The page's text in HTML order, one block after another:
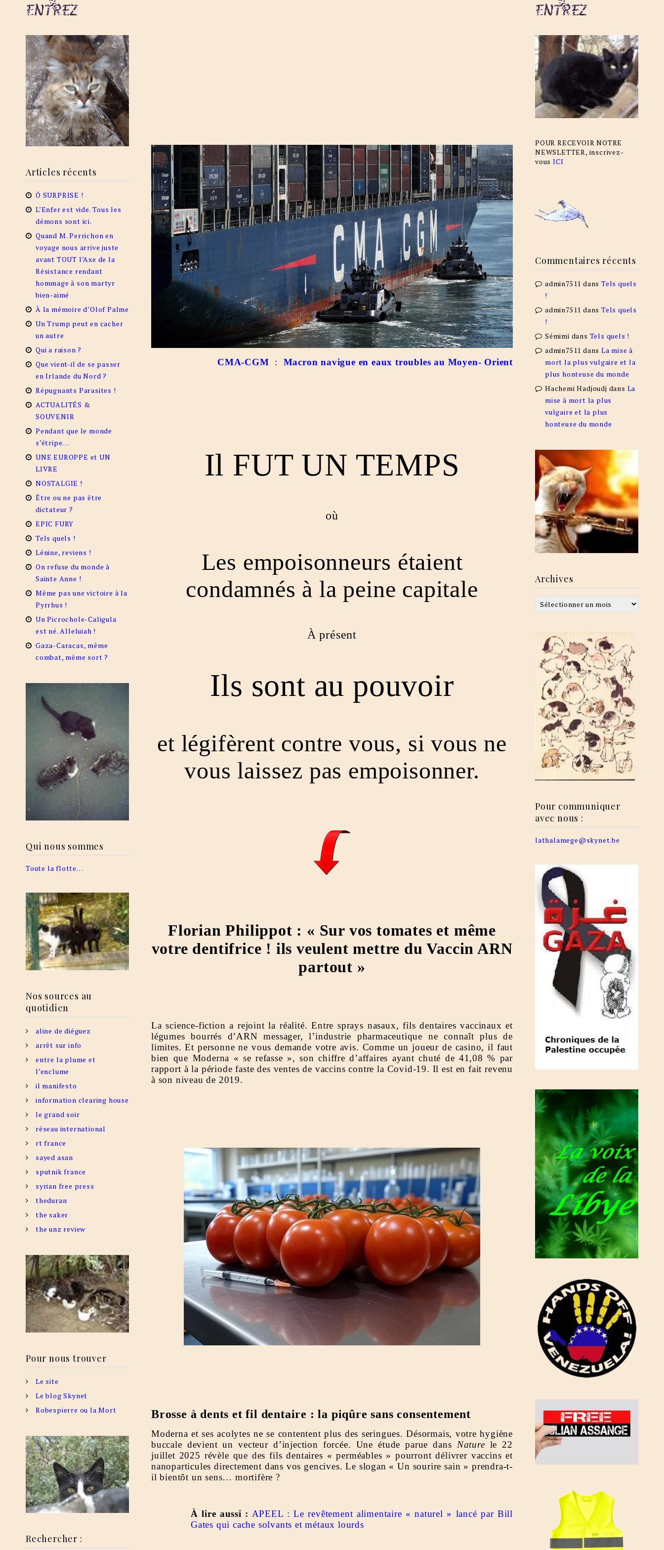
CMA-CGM : Macron navigue en eaux troubles au Moyen- Orient
Il FUT UN TEMPS
où
Les empoisonneurs étaient
condamnés à la peine capitale
À présent
Ils sont au pouvoir
et légifèrent contre vous, si vous ne
vous laissez pas empoisonner.
Florian Philippot : « Sur vos tomates et même
votre dentifrice ! ils veulent mettre du Vaccin ARN
partout »
La science-fiction a rejoint la réalité. Entre sprays nasaux, fils dentaires vaccinaux et
légumes bourrés d’ARN messager, l’industrie pharmaceutique ne connaît plus de
limites. Et personne ne vous demande votre avis. Comme un joueur de casino, il faut
bien que Moderna « se refasse », son chiffre d’affaires ayant chuté de 41,08 % par
rapport à la période faste des ventes de vaccins contre la Covid-19. Il est en fait revenu
à son niveau de 2019.
Brosse à dents et fil dentaire : la piqûre sans consentement
Moderna et ses acolytes ne se contentent plus des seringues. Désormais, votre hygiène
buccale devient un vecteur d’injection forcée. Une étude parue dans Nature le 22
juillet 2025 révèle que des fils dentaires « perméables » pourront délivrer vaccins et
nanoparticules directement dans vos gencives. Le slogan « Un sourire sain » prendra-t-
il bientôt un sens… mortifère ?
À lire aussi : APEEL : Le revêtement alimentaire « naturel » lancé par Bill
Gates qui cache solvants et métaux lourds
Articles récents
Ô SURPRISE !
L’Enfer est vide. Tous les
démons sont ici.
Quand M. Perrichon en
voyage nous arrive juste
avant TOUT l’Axe de la
Résistance rendant
hommage à son martyr
bien-aimé
À la mémoire d’Olof Palme
Un Trump peut en cacher
un autre
Qui a raison ?
Que vient-il de se passer
en Irlande du Nord ?
Répugnants Parasites !
ACTUALITÉS &
SOUVENIR
Pendant que le monde
s’étripe…
UNE EUROPPE et UN
LIVRE
NOSTALGIE !
Être ou ne pas être
dictateur ?
EPIC FURY
Tels quels !
Lénine, reviens !
On refuse du monde à
Sainte Anne !
Même pas une victoire à la
Pyrrhus !
Un Picrochole-Caligula
est né. Alleluiah !
Gaza-Caracas, même
combat, même sort ?
Qui nous sommes
Toute la flotte…
Nos sources au
quotidien
aline de diéguez
arrêt sur info
entre la plume et
l’enclume
il manifesto
information clearing house
le grand soir
réseau international
rt france
sayed asan
sputnik france
syrian free press
theduran
the saker
the unz review
Pour nous trouver
Le site
Le blog Skynet
Robespierre ou la Mort
Rechercher :
POUR RECEVOIR NOTRE
NEWSLETTER, inscrivez-
vous ICI
Commentaires récents
admin7511 dansTels quels
!
admin7511 dansTels quels
!
Sémimi dans Tels quels !
admin7511 dansLa mise à
mort la plus vulgaire et la
plus honteuse du monde
Hachemi Hadjoudj dans La
mise à mort la plus
vulgaire et la plus
honteuse du monde
Archives
Archives
Pour communiquer
avec nous :
lathalamege@skynet.be